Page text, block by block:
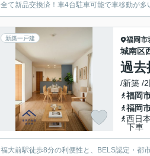
全て新品交換済！車4台駐車可能で車移動が多
新築一戸建 福岡市
城南区
過去
/新築 /
福岡
福岡
西日
下車
福大前駅徒歩8分の利便性と、BELS認定・都